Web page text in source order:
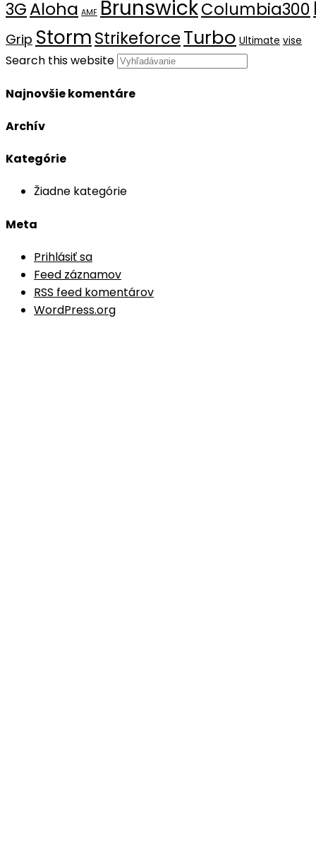
3GAloha AMF BrunswickColumbia300
Grip StormStrikeforceTurbo Ultimate vise
Search this website
Najnovšie komentáre
Archív
Kategórie
Žiadne kategórie
Meta
Prihlásiť sa
Feed záznamov
RSS feed komentárov
WordPress.org